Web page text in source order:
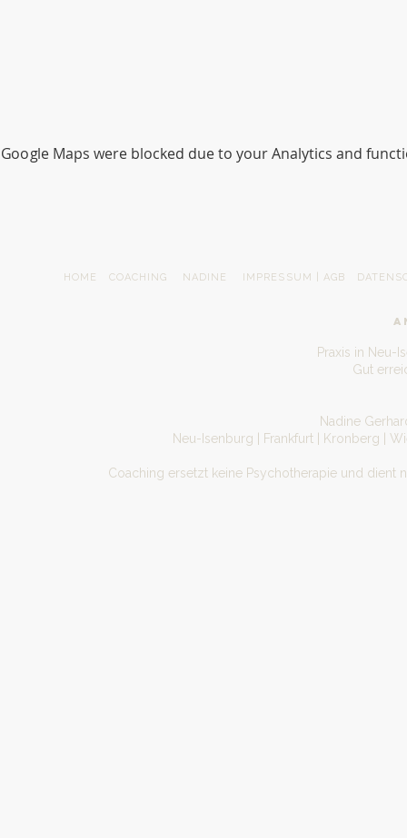
Google Maps were blocked due to your Analytics and
HOME COACHING NADINE IMPRESSUM | AGB
Praxis in Neu-
Gut
Nadine
Neu-Isenburg | Frankfurt | Kronberg |
Coaching ersetzt keine Psychotherapie und dient